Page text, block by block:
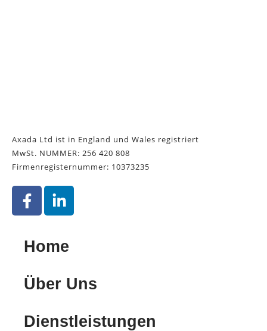
Axada Ltd ist in England und Wales registriert
MwSt. NUMMER: 256 420 808
Firmenregisternummer: 10373235
F
a
e
b
o
-
f
i
e
i
i
Home
Über Uns
Dienstleistungen